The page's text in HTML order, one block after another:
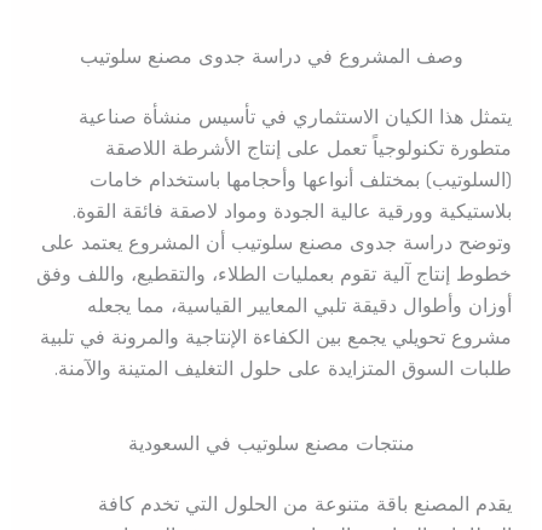
وصف المشروع في دراسة جدوى مصنع سلوتيب
يتمثل هذا الكيان الاستثماري في تأسيس منشأة صناعية
متطورة تكنولوجياً تعمل على إنتاج الأشرطة اللاصقة
(السلوتيب) بمختلف أنواعها وأحجامها باستخدام خامات
بلاستيكية وورقية عالية الجودة ومواد لاصقة فائقة القوة.
وتوضح دراسة جدوى مصنع سلوتيب أن المشروع يعتمد على
خطوط إنتاج آلية تقوم بعمليات الطلاء، والتقطيع، واللف وفق
أوزان وأطوال دقيقة تلبي المعايير القياسية، مما يجعله
مشروع تحويلي يجمع بين الكفاءة الإنتاجية والمرونة في تلبية
طلبات السوق المتزايدة على حلول التغليف المتينة والآمنة.
منتجات مصنع سلوتيب في السعودية
يقدم المصنع باقة متنوعة من الحلول التي تخدم كافة